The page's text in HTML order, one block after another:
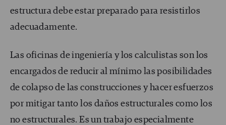
estructura debe estar preparado para resistirlos
adecuadamente.
Las oficinas de ingeniería y los calculistas son los
encargados de reducir al mínimo las posibilidades
de colapso de las construcciones y hacer esfuerzos
por mitigar tanto los daños estructurales como los
no estructurales. Es un trabajo especialmente